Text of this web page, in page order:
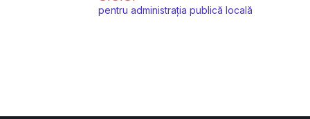
pentru administrația publică locală